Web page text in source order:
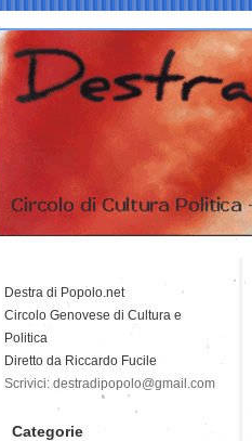
Destra di Popolo.net
Circolo Genovese di Cultura e
Politica
Diretto da Riccardo Fucile
Scrivici: destradipopolo@gmail.com
Categorie